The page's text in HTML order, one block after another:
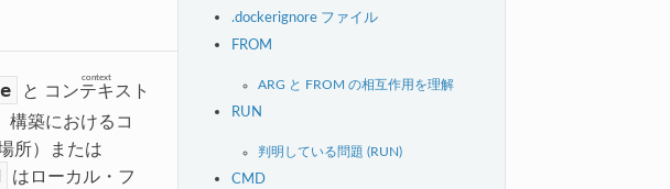
.dockerignore ファイル
FROM
ARG と FROM の相互作用を理解
RUN
判明している問題 (RUN)
CMD
と コンテキスト
context
構築におけるコ
所）または
はローカル・フ